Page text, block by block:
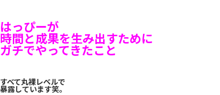
はっぴーが
時間と成果を生み出すために
ガチでやってきたこと
すべて丸裸レベルで
暴露しています笑。